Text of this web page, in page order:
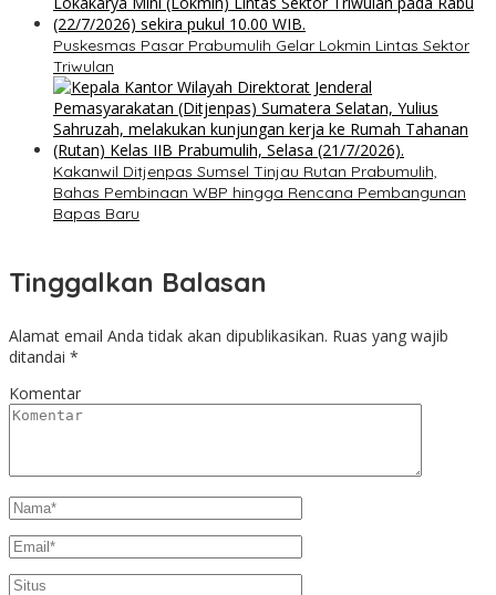
Puskesmas Pasar Prabumulih Gelar Lokmin Lintas Sektor
Triwulan
Kakanwil Ditjenpas Sumsel Tinjau Rutan Prabumulih,
Bahas Pembinaan WBP hingga Rencana Pembangunan
Bapas Baru
Tinggalkan Balasan
Alamat email Anda tidak akan dipublikasikan. Ruas yang wajib
ditandai *
Komentar